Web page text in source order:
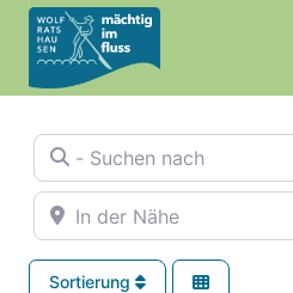
Zum
Inhalt
springen
- Suchen nach
In der Nähe
Sortierung